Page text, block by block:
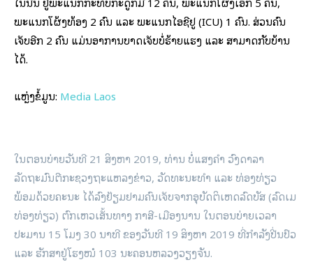
ພະແນກໂຜ້ງທ້ອງ 2 ຄົນ ແລະ ພະແນກໄອຊີຢູ (ICU) 1 ຄົນ. ສ່ວນຄົນ
ເຈັບອີກ 2 ຄົນ ແມ່ນອາການບາດເຈັບບໍ່ຮ້າຍແຮງ ແລະ ສາມາດກັບບ້ານ
ໄດ້​.
ແຫຼ່ງຂໍ້ມູນ: Media Laos
ໃນຕອນບ່າຍວັນທີ 21 ສິງຫາ 2019, ທ່ານ ບໍ່ແສງຄຳ ວົງດາລາ
ລັດຖະມົນຕີກະຊວງຖະແຫລງຂ່າວ, ວັດທະນະທຳ ແລະ ທ່ອງທ່ຽວ
ພ້ອມດ້ວຍຄະນະ ໄດ້ລົງຢ້ຽມຢາມຄົນເຈັບຈາກອຸບັດຕິເຫດລົດບັສ (ລົດເມ
ທ່ອງທ່ຽວ) ຕົກເຫວເສັ້ນທາງ ກາສີ-ເມືອງນານ ໃນຕອນບ່າຍເວລາ
ປະມານ 15 ໂມງ 30 ນາທີ ຂອງວັນທີ 19 ສິງຫາ 2019 ທີ່ກໍາລັງປີ່ນປົວ
ແລະ ຮັກສາຢູ່ໂຮງໝໍ 103 ນະຄອນຫລວງວຽງຈັນ.